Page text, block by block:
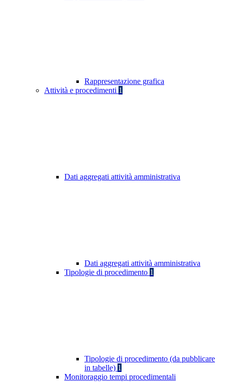
Rappresentazione grafica
Attività e procedimenti 1
Dati aggregati attività amministrativa
Dati aggregati attività amministrativa
Tipologie di procedimento 1
Tipologie di procedimento (da pubblicare
in tabelle) 1
Monitoraggio tempi procedimentali